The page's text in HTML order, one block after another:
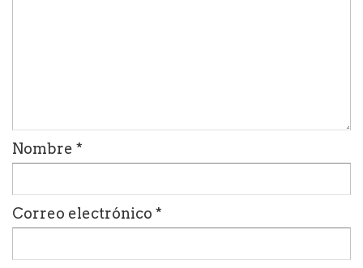
Nombre *
Correo electrónico *